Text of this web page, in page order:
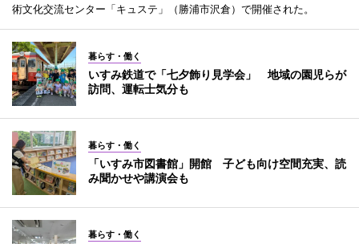
術文化交流センター「キュステ」（勝浦市沢倉）で開催された。
暮らす・働く
いすみ鉄道で「七夕飾り見学会」 地域の園児らが
訪問、運転士気分も
暮らす・働く
「いすみ市図書館」開館 子ども向け空間充実、読
み聞かせや講演会も
暮らす・働く